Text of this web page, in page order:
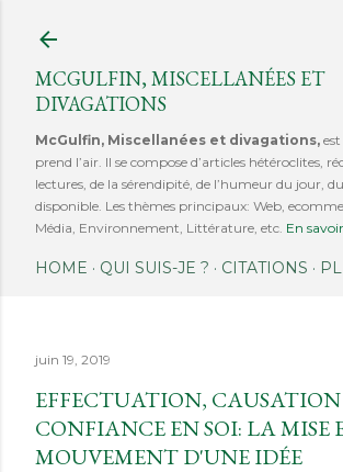
MCGULFIN, MISCELLANÉES ET
DIVAGATIONS
McGulfin, Miscellanées et divagations,
prend l’air. Il se compose d’articles hétéroclites,
lectures, de la sérendipité, de l’humeur du jour,
disponible. Les thèmes principaux: Web,
Média, Environnement, Littérature, etc. En
HOME QUI SUIS-JE ? CITATIONS
juin 19, 2019
EFFECTUATION,
CONFIANCE EN SOI: LA MISE
MOUVEMENT D'UNE IDÉE